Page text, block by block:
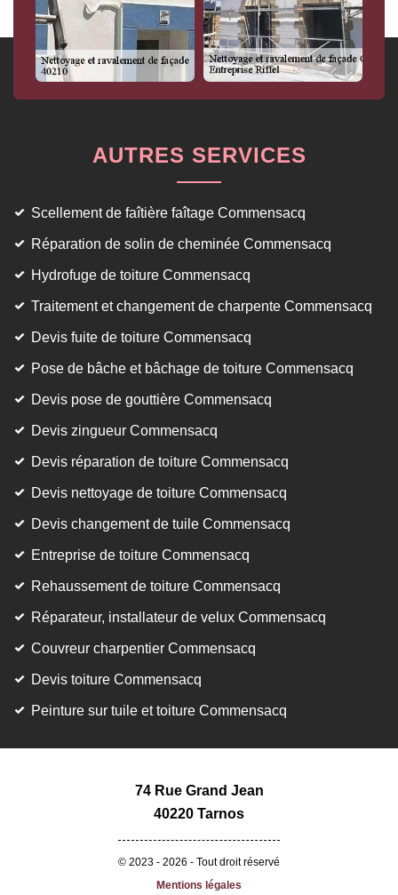
AUTRES SERVICES
Scellement de faîtière faîtage Commensacq
Réparation de solin de cheminée Commensacq
Hydrofuge de toiture Commensacq
Traitement et changement de charpente Commensacq
Devis fuite de toiture Commensacq
Pose de bâche et bâchage de toiture Commensacq
Devis pose de gouttière Commensacq
Devis zingueur Commensacq
Devis réparation de toiture Commensacq
Devis nettoyage de toiture Commensacq
Devis changement de tuile Commensacq
Entreprise de toiture Commensacq
Rehaussement de toiture Commensacq
Réparateur, installateur de velux Commensacq
Couvreur charpentier Commensacq
Devis toiture Commensacq
Peinture sur tuile et toiture Commensacq
74 Rue Grand Jean
40220 Tarnos
© 2023 - 2026 - Tout droit réservé
Mentions légales